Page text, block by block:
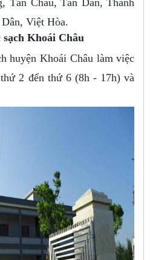
Tân Châu, Tân Dân, Thành
Việt Hòa.
Khoái Châu
Khoái Châu làm việc
2 đến thứ 6 (8h - 17h) và